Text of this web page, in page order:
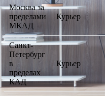
Москва за
пределами
МКАД
Курьер
Санкт-
Петербург
в
пределах
КАД
Курьер